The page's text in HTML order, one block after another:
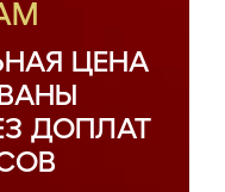
ЦЕНА
ДОПЛАТ